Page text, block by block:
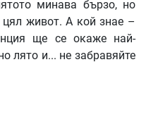
минава бързо, но
цял живот. А кой знае –
ще се окаже най-
лято и... не забравяйте